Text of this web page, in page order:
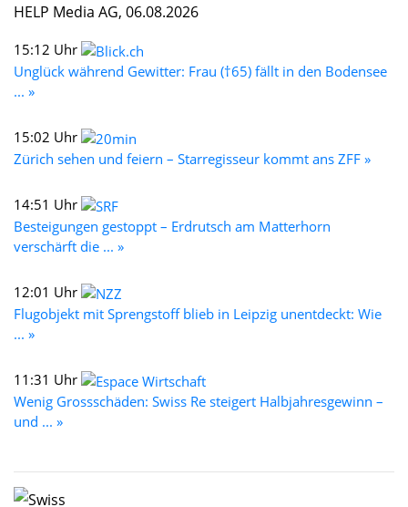
HELP Media AG, 06.08.2026
15:12 Uhr
Unglück während Gewitter: Frau (†65) fällt in den Bodensee
... »
15:02 Uhr
Zürich sehen und feiern – Starregisseur kommt ans ZFF »
14:51 Uhr
Besteigungen gestoppt – Erdrutsch am Matterhorn
verschärft die ... »
12:01 Uhr
Flugobjekt mit Sprengstoff blieb in Leipzig unentdeckt: Wie
... »
11:31 Uhr
Wenig Grossschäden: Swiss Re steigert Halbjahresgewinn –
und ... »